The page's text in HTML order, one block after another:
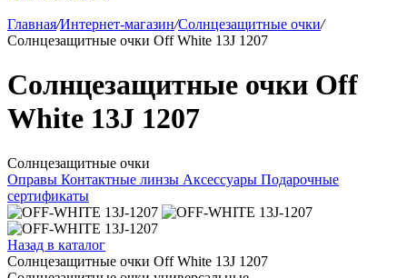
Главная/Интернет-магазин/Солнцезащитные очки/
Солнцезащитные очки Off White 13J 1207
Солнцезащитные очки Off
White 13J 1207
Солнцезащитные очки
Оправы Контактные линзы Аксессуары Подарочные
сертификаты
Назад в каталог
Солнцезащитные очки Off White 13J 1207